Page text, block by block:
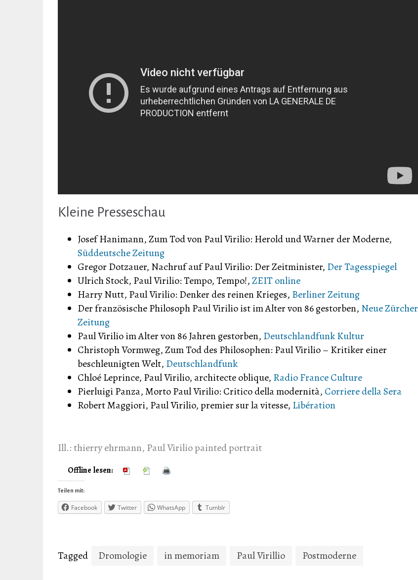
Kleine Presseschau
Josef Hanimann, Zum Tod von Paul Virilio: Herold und Warner der Moderne,
Süddeutsche Zeitung
Gregor Dotzauer, Nachruf auf Paul Virilio: Der Zeitminister, Der Tagesspiegel
Ulrich Stock, Paul Virilio: Tempo, Tempo!,ZEIT online
Harry Nutt, Paul Virilio: Denker des reinen Krieges, Berliner Zeitung
Der französische Philosoph Paul Virilio ist im Alter von 86 gestorben, Neue Zürcher
Zeitung
Paul Virilio im Alter von 86 Jahren gestorben, Deutschlandfunk Kultur
Christoph Vormweg, Zum Tod des Philosophen: Paul Virilio – Kritiker einer
beschleunigten Welt, Deutschlandfunk
Chloé Leprince, Paul Virilio, architecte oblique, Radio France Culture
Pierluigi Panza, Morto Paul Virilio: Critico della modernità, Corriere della Sera
Robert Maggiori, Paul Virilio, premier sur la vitesse, Libération
Ill.: thierry ehrmann, Paul Virilio painted portrait
Offline lesen:
Teilen mit:
Facebook Twitter WhatsApp Tumblr
Tagged Dromologie in memoriam Paul Virillio Postmoderne